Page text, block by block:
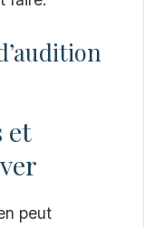
et
peut